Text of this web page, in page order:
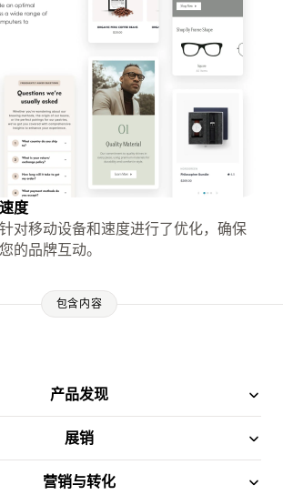
度
对移动设备和速度进行了优化，确保
的品牌互动。
包含内容
产品发现
展销
营销与转化